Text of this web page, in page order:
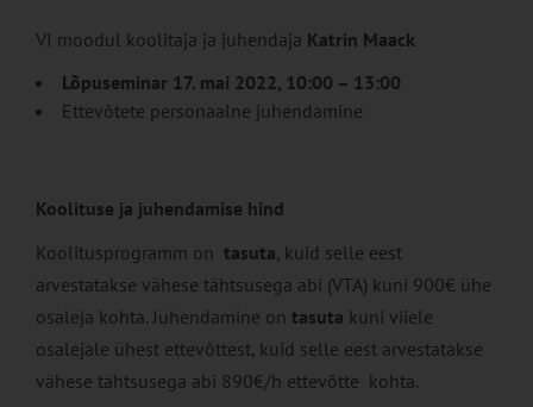
VI moodul koolitaja ja juhendaja Katrin Maack
Lõpuseminar 17. mai 2022, 10:00 – 13:00
Ettevõtete personaalne juhendamine
Koolituse ja juhendamise hind
Koolitusprogramm on tasuta, kuid selle eest
arvestatakse vähese tähtsusega abi (VTA) kuni 900€ ühe
osaleja kohta. Juhendamine on tasuta kuni viiele
osalejale ühest ettevõttest, kuid selle eest arvestatakse
vähese tähtsusega abi 890€/h ettevõtte kohta.